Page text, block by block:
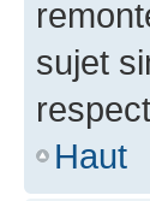
sujet
Haut